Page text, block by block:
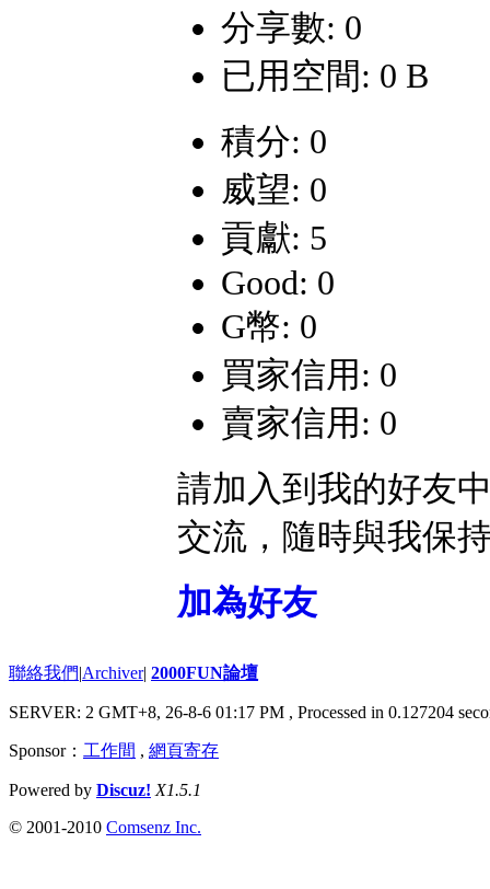
分享數: 0
已用空間: 0 B
積分: 0
威望: 0
貢獻: 5
Good: 0
G幣: 0
買家信用: 0
賣家信用: 0
請加入到我的好友
交流，隨時與我保
加為好友
聯絡我們|Archiver| 2000FUN論壇
SERVER: 2 GMT+8, 26-8-6 01:17 PM , Processed in 0.127204
Sponsor： 工作間 , 網頁寄存
Powered by Discuz! X1.5.1
© 2001-2010 Comsenz Inc.